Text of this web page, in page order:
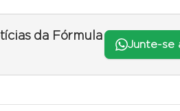
da Fórmula
Junte-se